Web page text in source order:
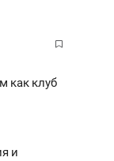
как клуб
и